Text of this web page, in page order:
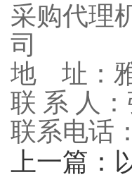
采购代理
司
地
址：
联 系 人
联系电话
上一篇